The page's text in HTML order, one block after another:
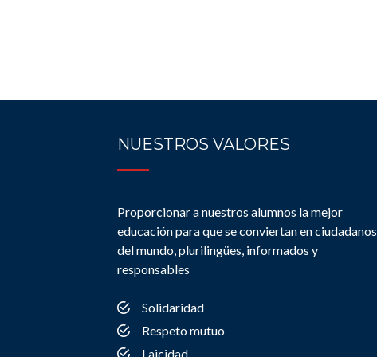
NUESTROS VALORES
Proporcionar a nuestros alumnos la mejor
educación para que se conviertan en ciudadanos
del mundo, plurilingües, informados y
responsables
Solidaridad
Respeto mutuo
Laicidad